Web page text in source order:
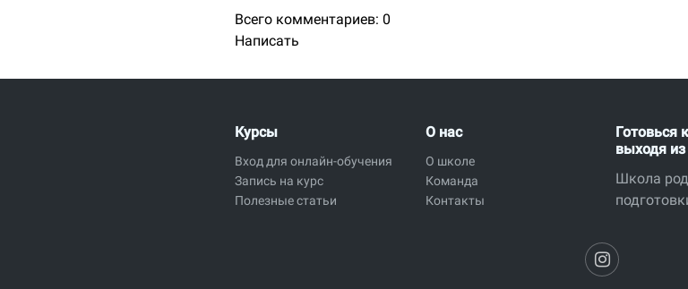
Всего комментариев: 0
Написать
Курсы
Вход для онлайн-обучения
Запись на курс
Полезные статьи
О нас
О школе
Команда
Контакты
Готовься
выходя
Школа